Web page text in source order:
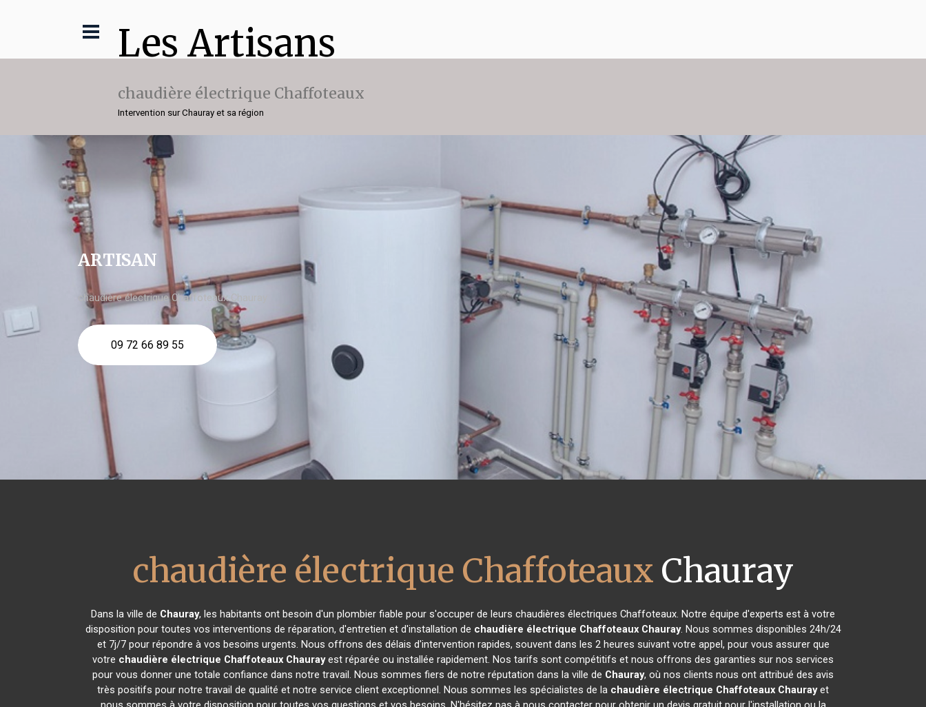
Les Artisans
chaudière électrique Chaffoteaux
Intervention sur Chauray et sa région
ARTISAN
chaudière électrique Chaffoteaux Chauray
09 72 66 89 55
chaudière électrique Chaffoteaux Chauray
Dans la ville de Chauray, les habitants ont besoin d'un plombier fiable pour s'occuper de leurs chaudières électriques Chaffoteaux. Notre équipe d'experts est à votre
disposition pour toutes vos interventions de réparation, d'entretien et d'installation de chaudière électrique Chaffoteaux Chauray. Nous sommes disponibles 24h/24
et 7j/7 pour répondre à vos besoins urgents. Nous offrons des délais d'intervention rapides, souvent dans les 2 heures suivant votre appel, pour vous assurer que
votre chaudière électrique Chaffoteaux Chaurayest réparée ou installée rapidement. Nos tarifs sont compétitifs et nous offrons des garanties sur nos services
pour vous donner une totale confiance dans notre travail. Nous sommes fiers de notre réputation dans la ville de Chauray, où nos clients nous ont attribué des avis
très positifs pour notre travail de qualité et notre service client exceptionnel. Nous sommes les spécialistes de la chaudière électrique Chaffoteaux Chaurayet